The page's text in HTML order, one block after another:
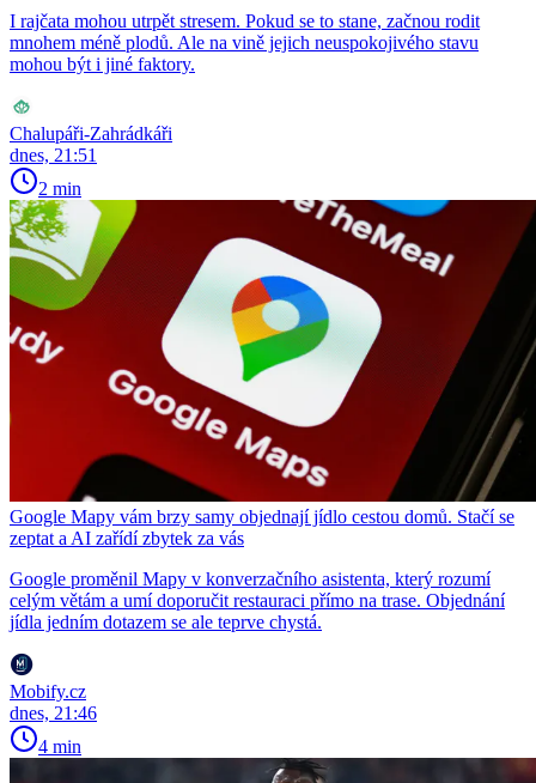
I rajčata mohou utrpět stresem. Pokud se to stane, začnou rodit
mnohem méně plodů. Ale na vině jejich neuspokojivého stavu
mohou být i jiné faktory.
Chalupáři-Zahrádkáři
dnes, 21:51
2 min
Google Mapy vám brzy samy objednají jídlo cestou domů. Stačí se
zeptat a AI zařídí zbytek za vás
Google proměnil Mapy v konverzačního asistenta, který rozumí
celým větám a umí doporučit restauraci přímo na trase. Objednání
jídla jedním dotazem se ale teprve chystá.
Mobify.cz
dnes, 21:46
4 min